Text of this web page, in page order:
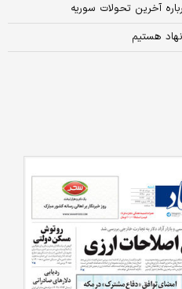
آخرین تحولات سوریه
هستیم